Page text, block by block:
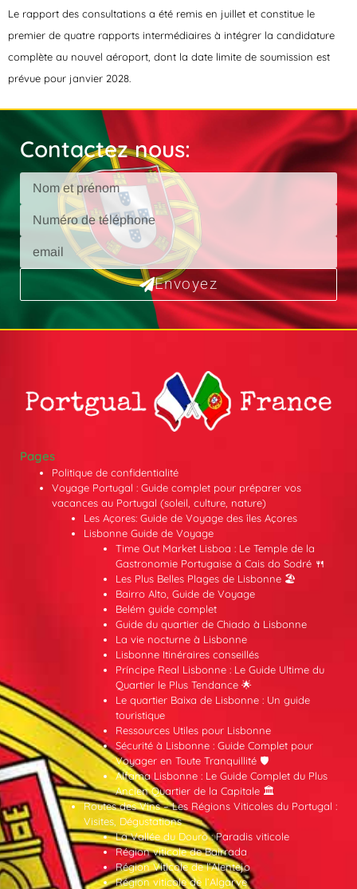
Le rapport des consultations a été remis en juillet et constitue le
premier de quatre rapports intermédiaires à intégrer la candidature
complète au nouvel aéroport, dont la date limite de soumission est
prévue pour janvier 2028.
Contactez nous:
Envoyez
Pages
Politique de confidentialité
Voyage Portugal : Guide complet pour préparer vos
vacances au Portugal (soleil, culture, nature)
Les Açores: Guide de Voyage des îles Açores
Lisbonne Guide de Voyage
Time Out Market Lisboa : Le Temple de la
Gastronomie Portugaise à Cais do Sodré 🍴
Les Plus Belles Plages de Lisbonne 🏖️
Bairro Alto, Guide de Voyage
Belém guide complet
Guide du quartier de Chiado à Lisbonne
La vie nocturne à Lisbonne
Lisbonne Itinéraires conseillés
Príncipe Real Lisbonne : Le Guide Ultime du
Quartier le Plus Tendance 🌟
Le quartier Baixa de Lisbonne : Un guide
touristique
Ressources Utiles pour Lisbonne
Sécurité à Lisbonne : Guide Complet pour
Voyager en Toute Tranquillité 🛡️
Alfama Lisbonne : Le Guide Complet du Plus
Ancien Quartier de la Capitale 🏛️
Routes des Vins – Les Régions Viticoles du Portugal :
Visites, Dégustations
La Vallée du Douro : Paradis viticole
Région viticole de Bairrada
Région Viticole de l’Alentejo
Région viticole de l’Algarve